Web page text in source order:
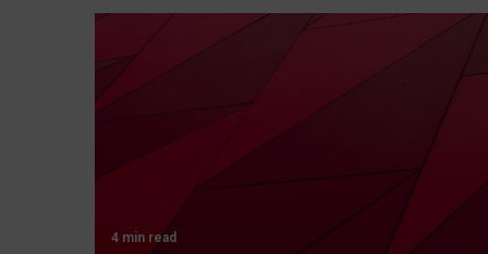
4 min read